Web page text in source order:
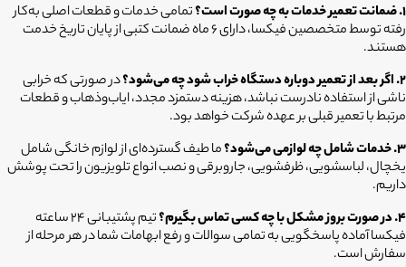
۱. ضمانت تعمیر خدمات به چه صورت است؟
تمامی خدمات و قطعات اصلی به‌کار
رفته توسط متخصصین فیکسا، دارای ۶ ماه ضمانت کتبی از پایان تاریخ خدمت
هستند.
۲. اگر بعد از تعمیر دوباره دستگاه خراب شود چه می‌شود؟
در صورتی که خرابی
ناشی از استفاده نادرست نباشد، هزینه دستمزد مجدد، ایاب‌وذها‌ب و قطعات
مرتبط با تعمیر قبلی بر عهده شرکت خواهد بود.
۳. خدمات شامل چه لوازمی می‌شود؟
ما طیف گسترده‌ای از لوازم خانگی شامل
یخچال، لباسشویی، ظرفشویی، جاروبرقی و نصب انواع تلویزیون را تحت پوشش
داریم.
۴. در صورت بروز مشکل با چه کسی تماس بگیرم؟
تیم پشتیبانی ۲۴ ساعته
فیکسا آماده پاسخگویی به تمامی سوالات و رفع ابهامات شما در هر مرحله از
سفارش است.